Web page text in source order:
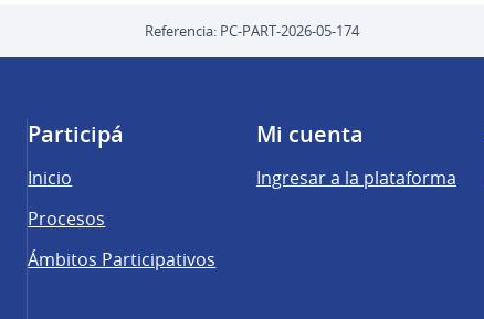
Referencia: PC-PART-2026-05-174
Participá
Inicio
Procesos
Ámbitos Participativos
Mi cuenta
Ingresar a la plataforma